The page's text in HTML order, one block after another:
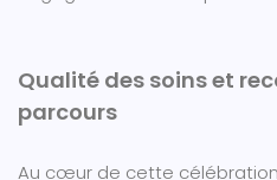
Qualité des soins et
parcours
Au cœur de cette